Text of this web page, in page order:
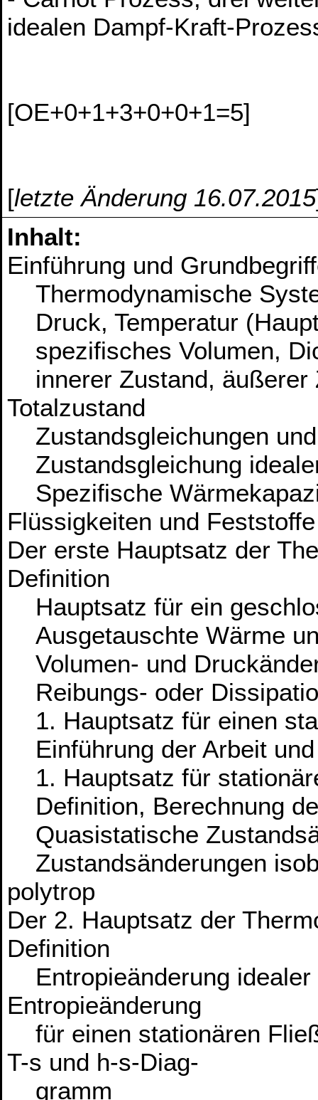
idealen Dampf-Kraft-
[OE+0+1+3+0+0+1=5]
[letzte Änderung 16.07.2015
Inhalt:
Einführung und
Thermodynamische
Druck, Temperatur
spezifisches Volumen,
innerer Zustand, äußerer
Totalzustand
Zustandsgleichungen
Zustandsgleichung
Spezifische
Flüssigkeiten und Feststoffe
Der erste Hauptsatz der
Definition
Hauptsatz für ein
Ausgetauschte Wärme
Volumen- und
Reibungs- oder
1. Hauptsatz für einen
Einführung der Arbeit
1. Hauptsatz für
Definition, Berechnung
Quasistatische
Zustandsänderungen
polytrop
Der 2. Hauptsatz der
Definition
Entropieänderung idealer
Entropieänderung
für einen stationären
T-s und h-s-Diag-
gramm